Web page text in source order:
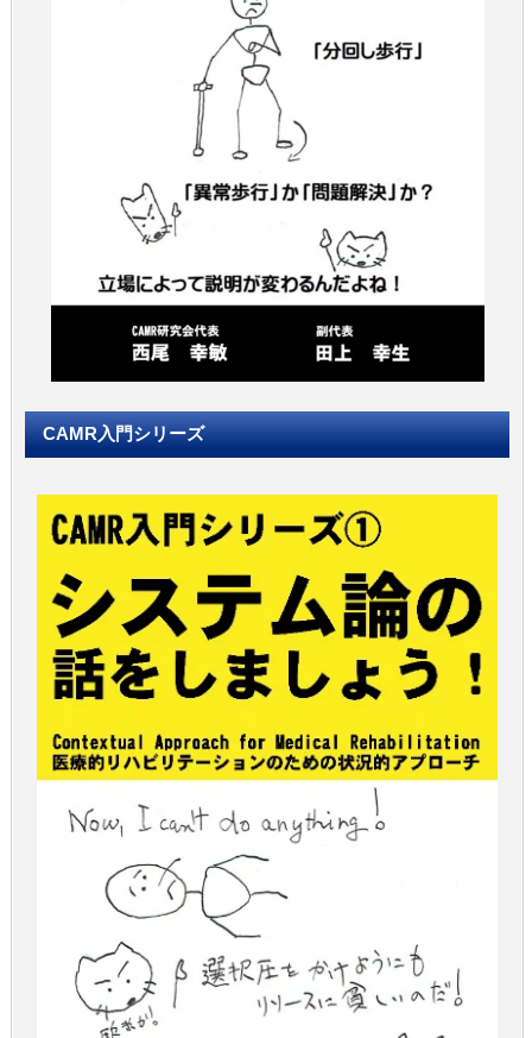
CAMR入門シリーズ